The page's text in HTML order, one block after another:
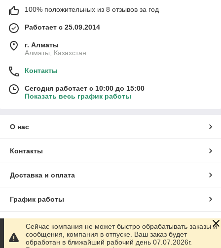
100% положительных из 8 отзывов за год
Работает с 25.09.2014
г. Алматы
Алматы, Казахстан
Контакты
Сегодня работает с 10:00 до 15:00
Показать весь график работы
О нас
Контакты
Доставка и оплата
График работы
Полная версия сайта
Сейчас компания не может быстро обрабатывать заказы и
сообщения, компания в отпуске. Ваш заказ будет
обработан в ближайший рабочий день 07.07.2026г.